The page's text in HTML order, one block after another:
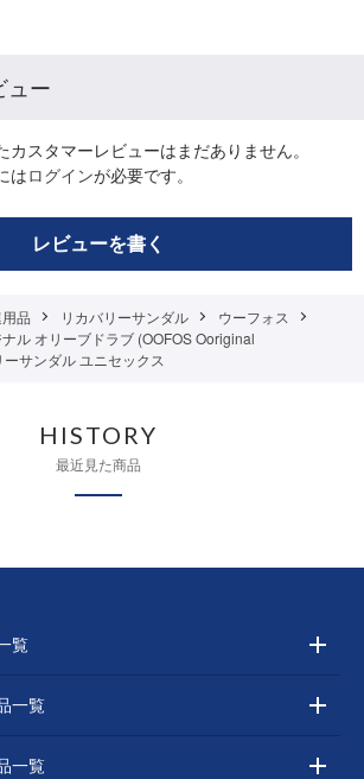
ュー
カスタマーレビューはまだありません。
はログインが必要です。
レビューを書く
品 リカバリーサンダル
ウーフォス
ル オリーブドラブ (OOFOS Ooriginal
サンダル ユニセックス
HISTORY
最近見た商品
覧
一覧
一覧